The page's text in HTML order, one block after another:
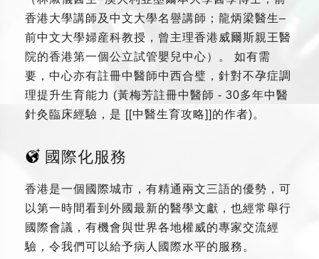
香港大學講師及中文大學名譽講師；龍炳梁醫生–
前中文大學婦産科教授，曾主理香港威爾斯親王醫
院的香港第一個公立試管嬰兒中心）。 如有需
要，中心亦有註冊中醫師中西合璧，針對不孕症調
理提升生育能力 (黃梅芳註冊中醫師 - 30多年中醫
針灸臨床經驗，是 [[中醫生育攻略]]的作者)。
國際化服務
香港是一個國際城市，有精通兩文三語的優勢，可
以第一時間看到外國最新的醫學文獻，也經常舉行
國際會議，有機會與世界各地權威的專家交流經
驗，令我們可以給予病人國際水平的服務。